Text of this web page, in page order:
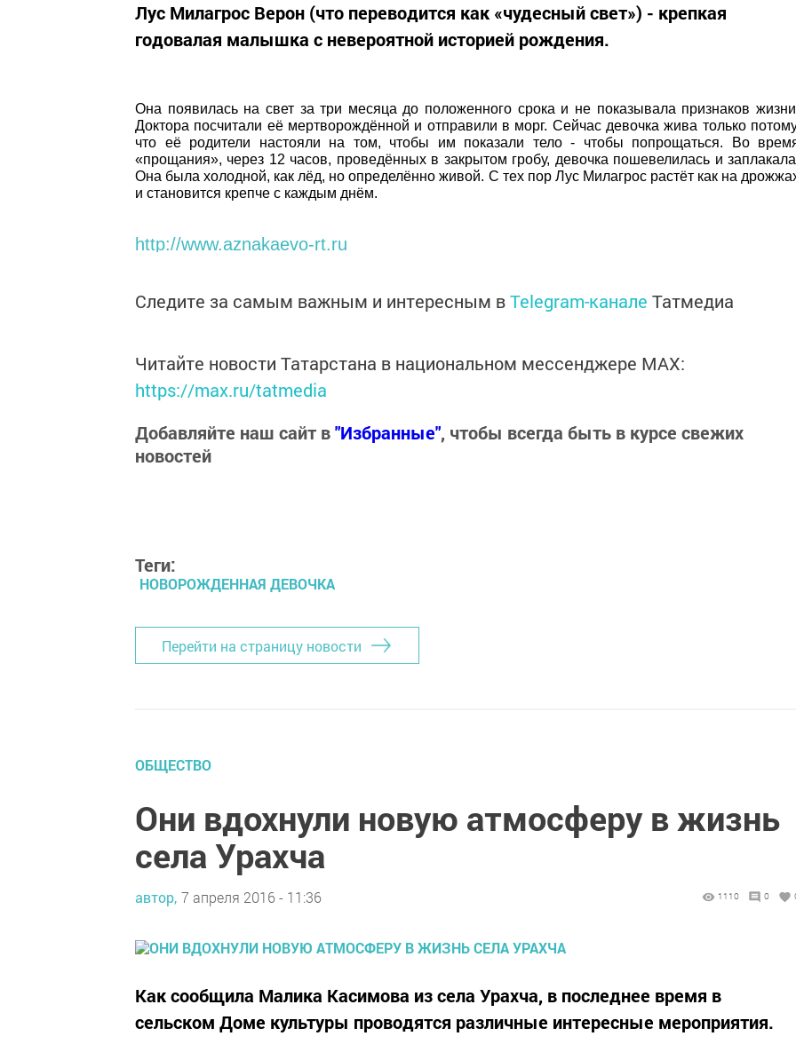
Лус Милагрос Верон (что переводится как «чудесный свет») - крепкая
годовалая малышка с невероятной историей рождения.
Она появилась на свет за три месяца до положенного срока и не показывала признаков
Доктора посчитали её мертворождённой и отправили в морг. Сейчас девочка жива только
что её родители настояли на том, чтобы им показали тело - чтобы попрощаться. Во
«прощания», через 12 часов, проведённых в закрытом гробу, девочка пошевелилась и
Она была холодной, как лёд, но определённо живой. С тех пор Лус Милагрос растёт как на
и становится крепче с каждым днём.
http://www.aznakaevo-rt.ru
Следите за самым важным и интересным вTelegram-канале Татмедиа
Читайте новости Татарстана в национальном мессенджере MАХ:
https://max.ru/tatmedia
Добавляйте наш сайт в"Избранные", чтобы всегда быть в курсе свежих
новостей
Теги:
НОВОРОЖДЕННАЯ ДЕВОЧКА
Перейти на страницу новости
ОБЩЕСТВО
Они вдохнули новую атмосферу в жизнь
села Урахча
автор, 7 апреля 2016 - 11:36 1110 0
Как сообщила Малика Касимова из села Урахча, в последнее время в
сельском Доме культуры проводятся различные интересные мероприятия.